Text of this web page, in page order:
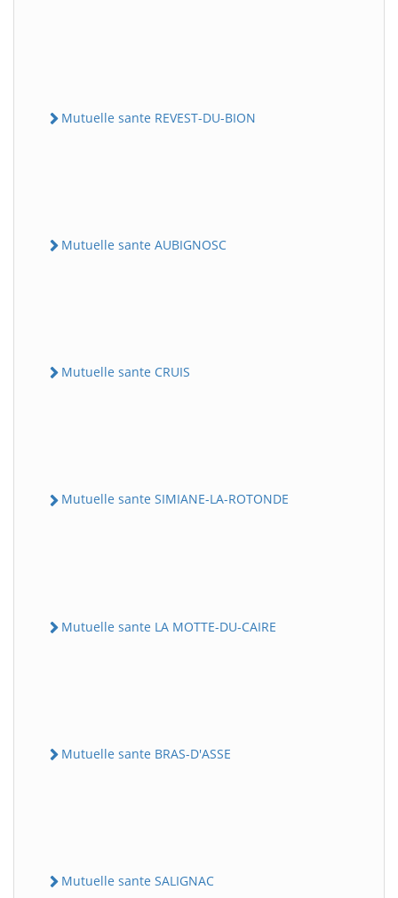
Mutuelle sante REVEST-DU-BION
Mutuelle sante AUBIGNOSC
Mutuelle sante CRUIS
Mutuelle sante SIMIANE-LA-ROTONDE
Mutuelle sante LA MOTTE-DU-CAIRE
Mutuelle sante BRAS-D'ASSE
Mutuelle sante SALIGNAC